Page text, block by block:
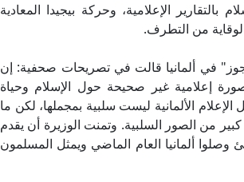
الإعلامية، وحركة بيجيدا المعادية
من التطرف.
في ألمانيا قالت في تصريحات صحفية: إن
إعلامية غير صحيحة حول الإسلام وحياة
الألمانية ليست سلبية بمجملها، لكن ما
من الصور السلبية. وتمنت الوزيرة أن يقدم
كبيرة للتعامل الإعلامي مع قضايا 890 ألف لاجئ وصلوا ألمانيا العام الماضي ويمثل المسلمون